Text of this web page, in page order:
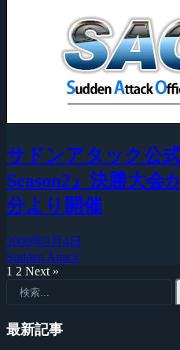
サドンアタック公
Season2』決勝大会
分より開催
2009年9月4日
Sudden Attack
1 2 Next »
最新記事